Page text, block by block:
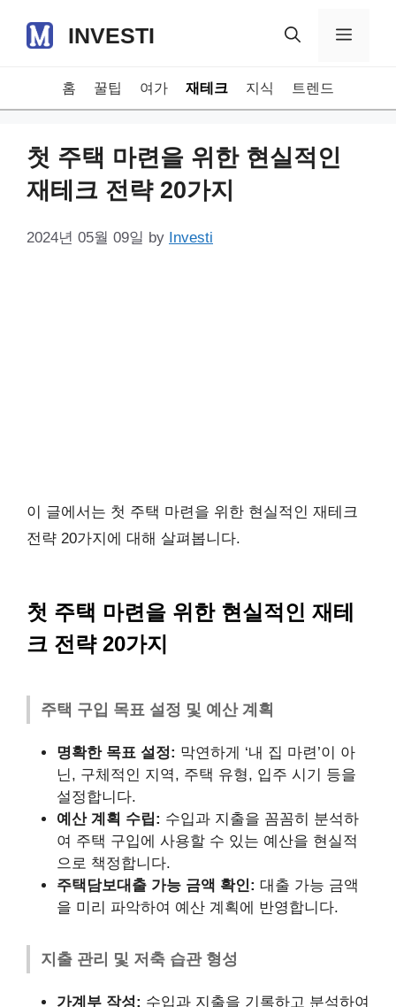
content
INVESTI Menu
홈 꿀팁 여가 재테크 지식 트렌드
첫 주택 마련을 위한 현실적인
재테크 전략 20가지
2024년 05월 09일 by Investi
이 글에서는 첫 주택 마련을 위한 현실적인 재테크
전략 20가지에 대해 살펴봅니다.
첫 주택 마련을 위한 현실적인 재테
크 전략 20가지
주택 구입 목표 설정 및 예산 계획
명확한 목표 설정: 막연하게 ‘내 집 마련’이 아
닌, 구체적인 지역, 주택 유형, 입주 시기 등을
설정합니다.
예산 계획 수립: 수입과 지출을 꼼꼼히 분석하
여 주택 구입에 사용할 수 있는 예산을 현실적
으로 책정합니다.
주택담보대출 가능 금액 확인: 대출 가능 금액
을 미리 파악하여 예산 계획에 반영합니다.
지출 관리 및 저축 습관 형성
가계부 작성: 수입과 지출을 기록하고 분석하여